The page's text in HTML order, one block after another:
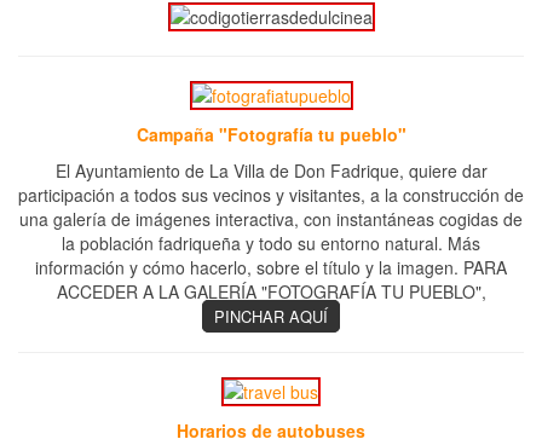
Campaña "Fotografía tu pueblo"
El Ayuntamiento de La Villa de Don Fadrique, quiere dar
participación a todos sus vecinos y visitantes, a la construcción de
una galería de imágenes interactiva, con instantáneas cogidas de
la población fadriqueña y todo su entorno natural. Más
información y cómo hacerlo, sobre el título y la imagen. PARA
ACCEDER A LA GALERÍA "FOTOGRAFÍA TU PUEBLO",
PINCHAR AQUÍ
Horarios de autobuses